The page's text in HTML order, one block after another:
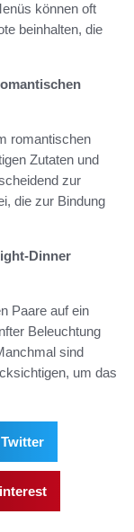
können oft
beinhalten, die
romantischen
Zutaten und
zur
die zur Bindung
Dinner
Paare auf ein
Beleuchtung
sind
um das
Twitter